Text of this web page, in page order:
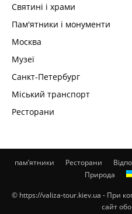
Святині і храми
Пам'ятники і монументи
Москва
Музеї
Санкт-Петербург
Міський транспорт
Ресторани
пам’ятники Ресторани
Природа
© https://valiza-tour.kiev.ua - При
сайт